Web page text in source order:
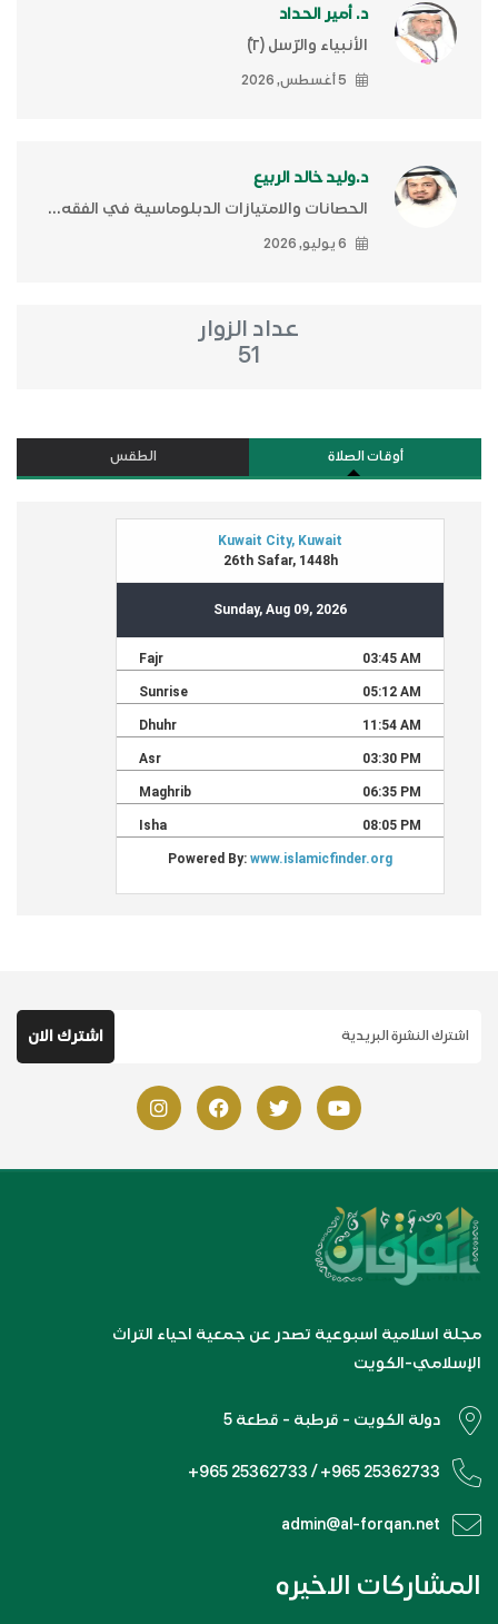
د. أمير الحداد
الأنبياء والرّسل (٢)ّ
5 أغسطس, 2026
د.وليد خالد الربيع
الحصانات والامتيازات الدبلوماسية في الفقه...
6 يوليو, 2026
عداد الزوار
51
أوقات الصلاة الطقس
مجلة اسلامية اسبوعية تصدر عن جمعية احياء التراث
الإسلامي-الكويت
دولة الكويت - قرطبة - قطعة 5
+965 25362733 / +965 25362733
admin@al-forqan.net
المشاركات الاخيره